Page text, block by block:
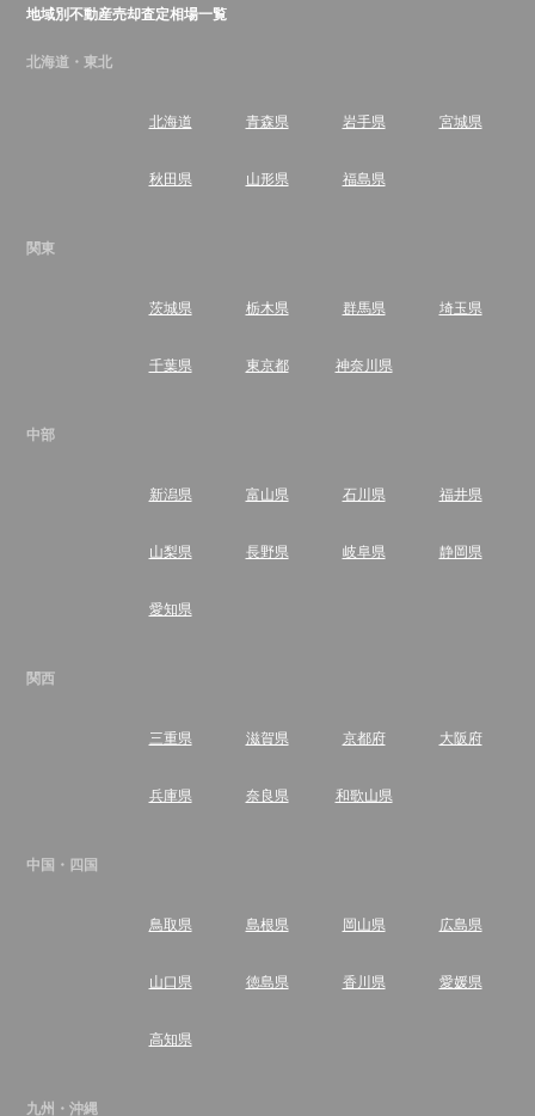
地域別不動産売却査定相場一覧
北海道・東北
北海道 青森県 岩手県 宮城県
秋田県 山形県 福島県
関東
茨城県 栃木県 群馬県 埼玉県
千葉県 東京都 神奈川県
中部
新潟県 富山県 石川県 福井県
山梨県 長野県 岐阜県 静岡県
愛知県
関西
三重県 滋賀県 京都府 大阪府
兵庫県 奈良県 和歌山県
中国・四国
鳥取県 島根県 岡山県 広島県
山口県 徳島県 香川県 愛媛県
高知県
九州・沖縄